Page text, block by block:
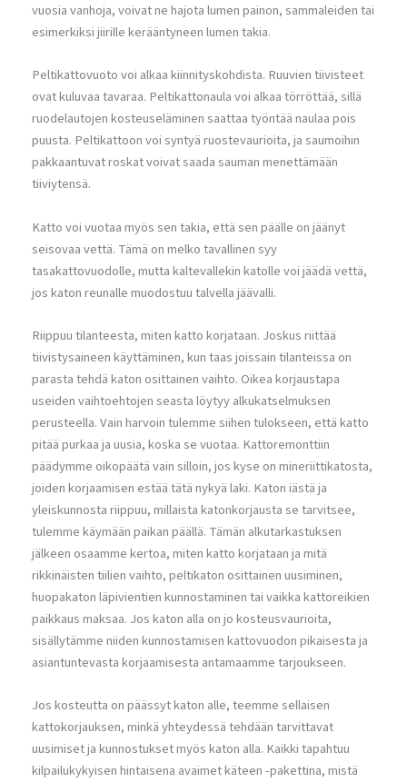
vuosia vanhoja, voivat ne hajota lumen painon, sammaleiden tai
esimerkiksi jiirille kerääntyneen lumen takia.
Peltikattovuoto voi alkaa kiinnityskohdista. Ruuvien tiivisteet
ovat kuluvaa tavaraa. Peltikattonaula voi alkaa törröttää, sillä
ruodelautojen kosteuseläminen saattaa työntää naulaa pois
puusta. Peltikattoon voi syntyä ruostevaurioita, ja saumoihin
pakkaantuvat roskat voivat saada sauman menettämään
tiiviytensä.
Katto voi vuotaa myös sen takia, että sen päälle on jäänyt
seisovaa vettä. Tämä on melko tavallinen syy
tasakattovuodolle, mutta kaltevallekin katolle voi jäädä vettä,
jos katon reunalle muodostuu talvella jäävalli.
Riippuu tilanteesta, miten katto korjataan. Joskus riittää
tiivistysaineen käyttäminen, kun taas joissain tilanteissa on
parasta tehdä katon osittainen vaihto. Oikea korjaustapa
useiden vaihtoehtojen seasta löytyy alkukatselmuksen
perusteella. Vain harvoin tulemme siihen tulokseen, että katto
pitää purkaa ja uusia, koska se vuotaa. Kattoremonttiin
päädymme oikopäätä vain silloin, jos kyse on mineriittikatosta,
joiden korjaamisen estää tätä nykyä laki. Katon iästä ja
yleiskunnosta riippuu, millaista katonkorjausta se tarvitsee,
tulemme käymään paikan päällä. Tämän alkutarkastuksen
jälkeen osaamme kertoa, miten katto korjataan ja mitä
rikkinäisten tiilien vaihto, peltikaton osittainen uusiminen,
huopakaton läpivientien kunnostaminen tai vaikka kattoreikien
paikkaus maksaa. Jos katon alla on jo kosteusvaurioita,
sisällytämme niiden kunnostamisen kattovuodon pikaisesta ja
asiantuntevasta korjaamisesta antamaamme tarjoukseen.
Jos kosteutta on päässyt katon alle, teemme sellaisen
kattokorjauksen, minkä yhteydessä tehdään tarvittavat
uusimiset ja kunnostukset myös katon alla. Kaikki tapahtuu
kilpailukykyisen hintaisena avaimet käteen -pakettina, mistä